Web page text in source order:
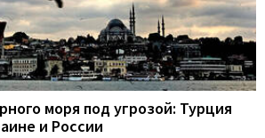
моря под угрозой: Турция
и России